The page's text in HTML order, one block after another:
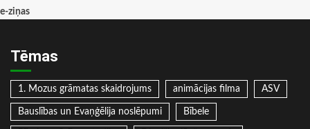
e-ziņas
Tēmas
1. Mozus grāmatas skaidrojums animācijas filma ASV
Bauslības un Evaņģēlija noslēpumi Bībele